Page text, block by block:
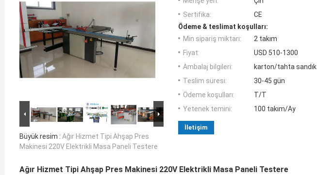
Büyük resim : Ağır Hizmet Tipi Ahşap Pres
Makinesi 220V Elektrikli Masa Paneli Testere
Sertifika:
CE
Ödeme & teslimat koşulları:
Min sipariş miktarı:
2 takım
Fiyat:
USD 510-1300
Ambalaj bilgileri:
karton/tahta sandık
Teslim süresi:
30-45 gün
Ödeme koşulları:
T/T
Yetenek temini:
100 takım/Ay
İletişim
Ağır Hizmet Tipi Ahşap Pres Makinesi 220V Elektrikli Masa Paneli Testere